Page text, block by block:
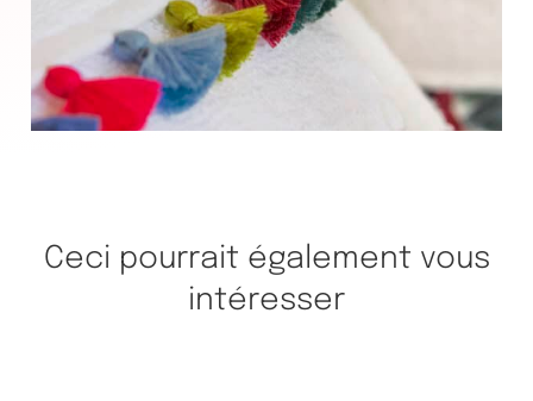
Ceci pourrait également vous
intéresser